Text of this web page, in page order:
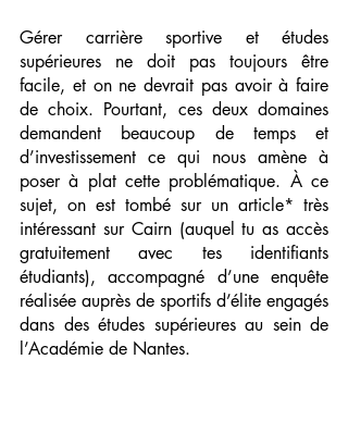
Gérer carrière sportive et études
supérieures ne doit pas toujours être
facile, et on ne devrait pas avoir à faire
de choix. Pourtant, ces deux domaines
demandent beaucoup de temps et
d’investissement ce qui nous amène à
poser à plat cette problématique. À ce
sujet, on est tombé sur un article* très
intéressant sur Cairn (auquel tu as accès
gratuitement avec tes identifiants
étudiants), accompagné d’une enquête
réalisée auprès de sportifs d’élite engagés
dans des études supérieures au sein de
l’Académie de Nantes.